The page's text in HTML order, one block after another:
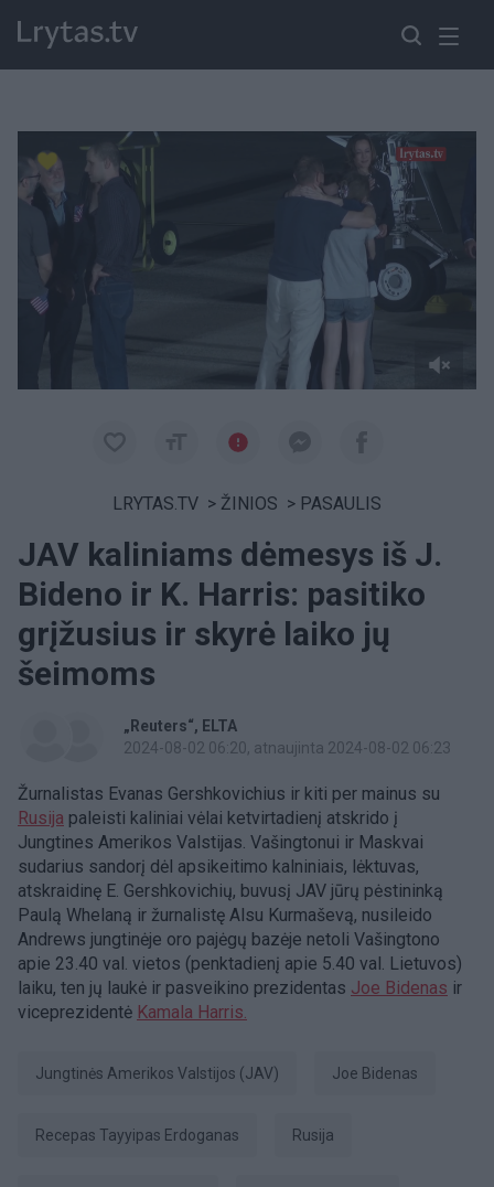
Paremkite Ukrainą
LRYTAS.TV > ŽINIOS > PASAULIS
JAV kaliniams dėmesys iš J.
Bideno ir K. Harris: pasitiko
grįžusius ir skyrė laiko jų
šeimoms
„Reuters“
ELTA
2024-08-02 06:20, atnaujinta 2024-08-02 06:23
Žurnalistas Evanas Gershkovichius ir kiti per mainus su
Rusija paleisti kaliniai vėlai ketvirtadienį atskrido į
Jungtines Amerikos Valstijas. Vašingtonui ir Maskvai
sudarius sandorį dėl apsikeitimo kalniniais, lėktuvas,
atskraidinę E. Gershkovichių, buvusį JAV jūrų pėstininką
Paulą Whelaną ir žurnalistę Alsu Kurmaševą, nusileido
Andrews jungtinėje oro pajėgų bazėje netoli Vašingtono
apie 23.40 val. vietos (penktadienį apie 5.40 val. Lietuvos)
laiku, ten jų laukė ir pasveikino prezidentas Joe Bidenas ir
viceprezidentė Kamala Harris.
Jungtinės Amerikos Valstijos (JAV) Joe Bidenas
Recepas Tayyipas Erdoganas Rusija